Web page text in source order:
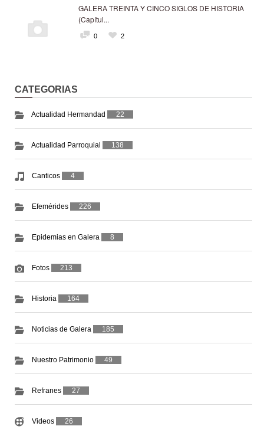
GALERA TREINTA Y CINCO SIGLOS DE HISTORIA
(Capítul...
0 2
CATEGORIAS
Actualidad Hermandad 22
Actualidad Parroquial 138
Canticos 4
Efemérides 226
Epidemias en Galera 8
Fotos 213
Historia 164
Noticias de Galera 185
Nuestro Patrimonio 49
Refranes 27
Videos 26